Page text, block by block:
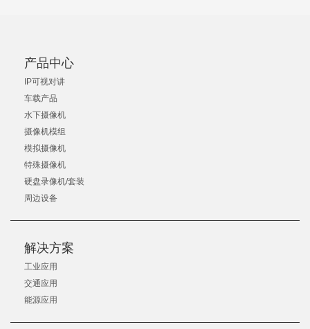
产品中心
IP可视对讲
车载产品
水下摄像机
摄像机模组
模拟摄像机
特殊摄像机
硬盘录像机/套装
周边设备
解决方案
工业应用
交通应用
能源应用